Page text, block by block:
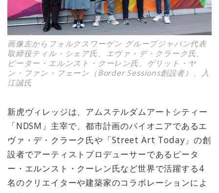
画像左からフォルクスワーゲン グループジャパン代表
取締役ティル・シェア氏、エヴァ・デ・クラーク氏、
ピーター・エルンスト・クーレン氏、ゲリット・ヤ
ン・ファン・フェーン（Border Sessions創設者）、入
江誠氏
新虎ヴィレッジは、アムステルダムアートシティー
「NDSM」主宰で、都市計画のパイオニアであるエ
ヴァ・デ・クラーク氏や「Street Art Today」の創
設者でアーティストプロデューサーであるピータ
ー・エルンスト・クーレン氏など世界で活躍する4
名のクリエイターや建築家のコラボレーションによ